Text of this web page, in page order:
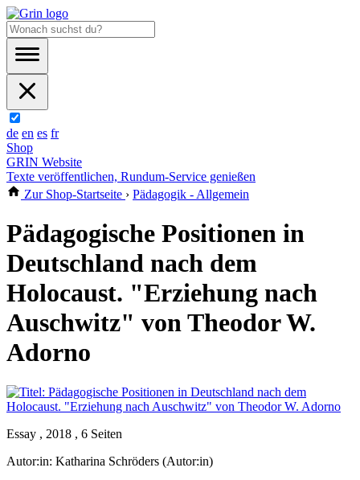
de en es fr
Shop
GRIN Website
Texte veröffentlichen, Rundum-Service genießen
Zur Shop-Startseite › Pädagogik - Allgemein
Pädagogische Positionen in
Deutschland nach dem
Holocaust. "Erziehung nach
Auschwitz" von Theodor W.
Adorno
Essay , 2018 , 6 Seiten
Autor:in: Katharina Schröders (Autor:in)